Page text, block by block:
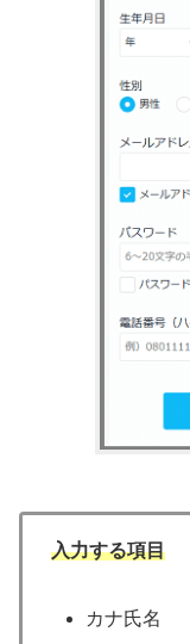
入力する項目
カナ氏名